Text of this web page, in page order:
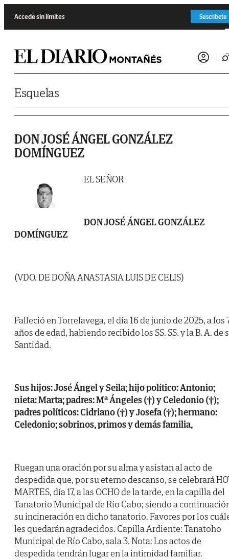
Accede sin límites Suscríbete
Esquelas
DON JOSÉ ÁNGEL GONZÁLEZ
DOMÍNGUEZ
EL SEÑOR
DON JOSÉ ÁNGEL GONZÁLEZ
DOMÍNGUEZ
(VDO. DE DOÑA ANASTASIA LUIS DE CELIS)
Falleció en Torrelavega, el día 16 de junio de 2025, a los
años de edad, habiendo recibido los SS. SS. y la B. A. de
Santidad.
Sus hijos: José Ángel y Seila; hijo político: Antonio;
nieta: Marta; padres: Mª Ángeles (†) y Celedonio (†);
padres políticos: Cidriano (†) y Josefa (†); hermano:
Celedonio; sobrinos, primos y demás familia,
Ruegan una oración por su alma y asistan al acto de
despedida que, por su eterno descanso, se celebrará
MARTES, día 17, a las OCHO de la tarde, en la capilla del
Tanatorio Municipal de Río Cabo; siendo a
su incineración en dicho tanatorio. Favores por los
les quedarán agradecidos. Capilla Ardiente: Tanatoho
Municipal de Río Cabo, sala 3. Nota: Los actos de
despedida tendrán lugar en la intimidad familiar.